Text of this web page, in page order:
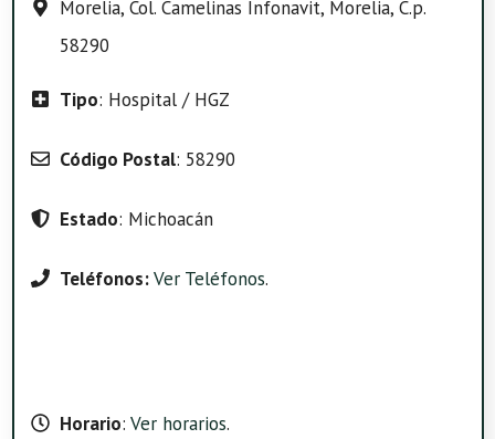
Morelia, Col. Camelinas Infonavit, Morelia, C.p.
58290
Tipo: Hospital / HGZ
Código Postal: 58290
Estado: Michoacán
Teléfonos:Ver Teléfonos.
Horario: Ver horarios.